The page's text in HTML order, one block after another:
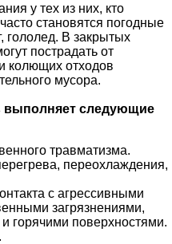
у тех из них, кто
становятся погодные
гололед. В закрытых
пострадать от
колющих отходов
мусора.
выполняет следующие
травматизма.
переохлаждения,
с агрессивными
загрязнениями,
горячими поверхностями.